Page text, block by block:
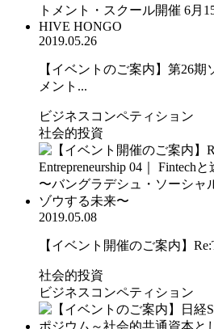
2019.05.26
【イベントのご案内】第26
メント...
ビジネスコンペティション
社会的投資
2019.05.08
【イベント開催のご案内】
社会的投資
ビジネスコンペティション